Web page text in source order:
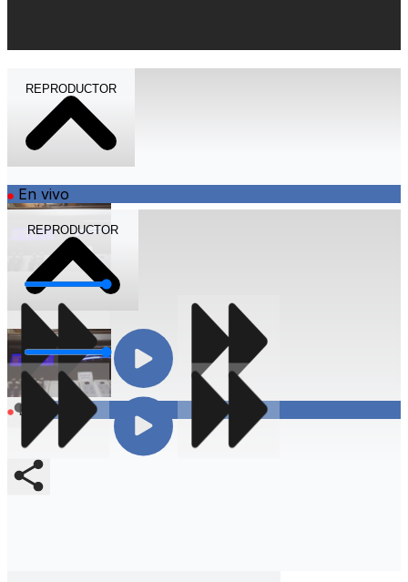
REPRODUCTOR
En vivo
Volumen
Compartir
REPRODUCTOR
En vivo
Volumen
Compartir